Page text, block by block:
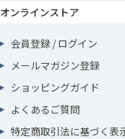
オンラインストア
会員登録 / ログイン
メールマガジン登録
ショッピングガイド
よくあるご質問
特定商取引法に基づく表